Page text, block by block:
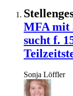
MFA mit
sucht f.
Sonja Löffler